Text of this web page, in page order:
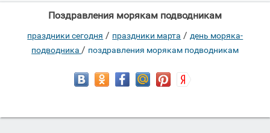
Поздравления морякам подводникам
праздники сегодня / праздники марта /день моряка-
подводника / поздравления морякам подводникам